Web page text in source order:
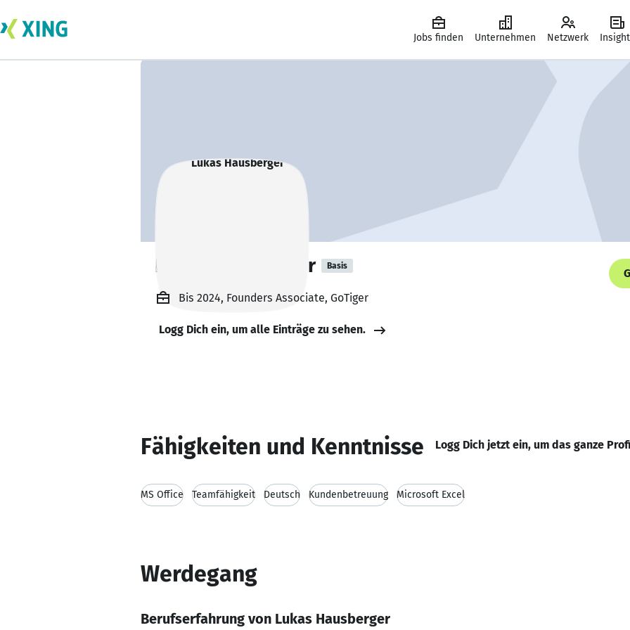
Jobs finden Unternehmen Netzwerk
Lukas Hausberger Basis
Bis 2024, Founders Associate, GoTiger
Logg Dich ein, um alle Einträge zu sehen.
Fähigkeiten und Kenntnisse Logg Dich jetzt ein, um das ganze
MS Office Teamfähigkeit Deutsch Kundenbetreuung Microsoft Excel
Werdegang
Berufserfahrung von Lukas Hausberger